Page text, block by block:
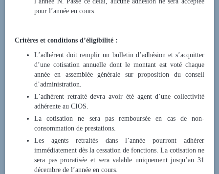
pour l’année en cours.
Critères et conditions d’éligibilité :
L’adhérent doit remplir un bulletin d’adhésion et s’acquitter
d’une cotisation annuelle dont le montant est voté chaque
année en assemblée générale sur proposition du conseil
d’administration.
L’adhérent retraité devra avoir été agent d’une collectivité
adhérente au CIOS.
La cotisation ne sera pas remboursée en cas de non-
consommation de prestations.
Les agents retraités dans l’année pourront adhérer
immédiatement dès la cessation de fonctions. La cotisation ne
sera pas proratisée et sera valable uniquement jusqu’au 31
décembre de l’année en cours.